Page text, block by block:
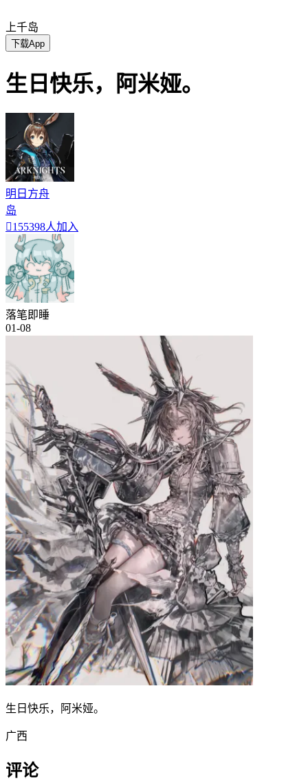
上千岛
下载App
生日快乐，阿米娅。
明日方舟
岛
155398人加入
落笔即睡
01-08
生日快乐，阿米娅。
广西
评论